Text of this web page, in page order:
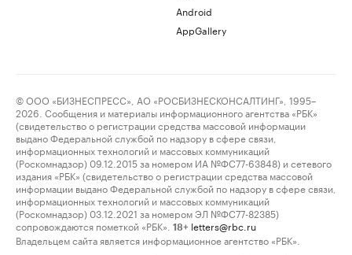
Android
AppGallery
© ООО «БИЗНЕСПРЕСС», АО «РОСБИЗНЕСКОНСАЛТИНГ», 1995–
2026. Сообщения и материалы информационного агентства «РБК»
(свидетельство о регистрации средства массовой информации
выдано Федеральной службой по надзору в сфере связи,
информационных технологий и массовых коммуникаций
(Роскомнадзор) 09.12.2015 за номером ИА №ФС77-63848) и сетевого
издания «РБК» (свидетельство о регистрации средства массовой
информации выдано Федеральной службой по надзору в сфере связи,
информационных технологий и массовых коммуникаций
(Роскомнадзор) 03.12.2021 за номером ЭЛ №ФС77-82385)
сопровождаются пометкой «РБК».
18+ letters@rbc.ru
Владельцем сайта является информационное агентство «РБК».